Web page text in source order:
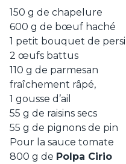
150 g de chapelure
600 g de bœuf haché
1 petit bouquet de persil
2 œufs battus
110 g de parmesan
fraîchement râpé,
1 gousse d’ail
55 g de raisins secs
55 g de pignons de pin
Pour la sauce tomate
800 g de Polpa Cirio